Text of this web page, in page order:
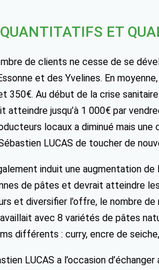
ET
de clients ne cesse de se
et des Yvelines. En
350€. Au début de la crise
jusqu’à 1 000€ par
locaux a diminué mais
LUCAS de toucher de
induit une augmentation
de pâtes et devrait atteindre
et diversifier l’offre, le nombre
avec 8 variétés de pâtes
différents : curry, encre de
LUCAS a l’occasion